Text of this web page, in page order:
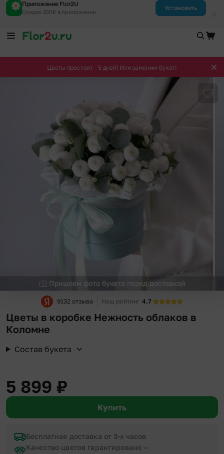
Приложение Flor2U
Скидка 300₽ в приложении
Установить
Цветы простоят - 5 дней! Или заменим букет!
Пришлем фото букета перед доставкой
9132 отзыва Наш рейтинг 4.7
Цветы в коробке Нежность облаков в
Коломне
Состав букета
5 899 ₽
Купить
Бесплатная доставка от 3-х часов
Качество цветов гарантировано —